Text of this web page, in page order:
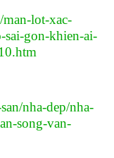
lot-xac-
sai-gon-khien-ai-
nha-dep/nha-
song-van-